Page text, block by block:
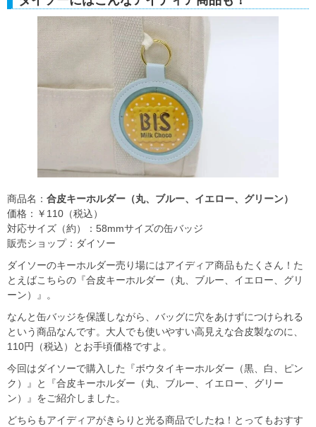
商品名： 合皮キーホルダー（丸、ブルー、イエロー、グリーン）
価格：￥110（税込）
対応サイズ（約）：58mmサイズの缶バッジ
販売ショップ：ダイソー
ダイソーのキーホルダー売り場にはアイディア商品もたくさん！た
とえばこちらの『合皮キーホルダー（丸、ブルー、イエロー、グリ
ーン）』。
なんと缶バッジを保護しながら、バッグに穴をあけずにつけられる
という商品なんです。大人でも使いやすい高見えな合皮製なのに、
110円（税込）とお手頃価格ですよ。
今回はダイソーで購入した『ボウタイキーホルダー（黒、白、ピン
ク）』と『合皮キーホルダー（丸、ブルー、イエロー、グリー
ン）』をご紹介しました。
どちらもアイディアがきらりと光る商品でしたね！とってもおすす